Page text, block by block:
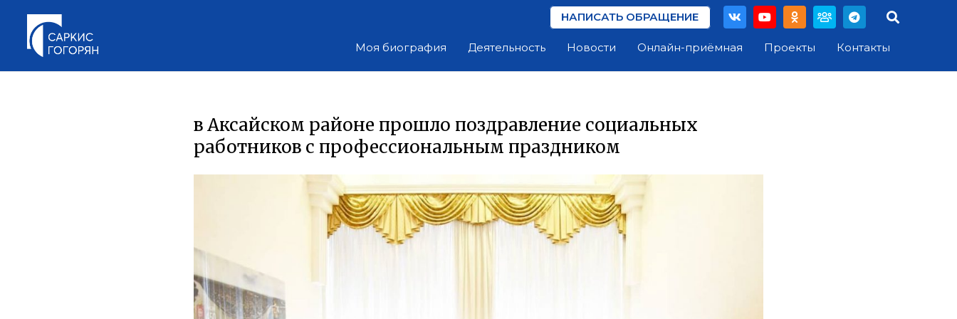
НАПИСАТЬ ОБРАЩЕНИЕ
Моя биография Деятельность Новости Онлайн-приёмная Проекты Контакты
в Аксайском районе прошло поздравление социальных
работников с профессиональным праздником